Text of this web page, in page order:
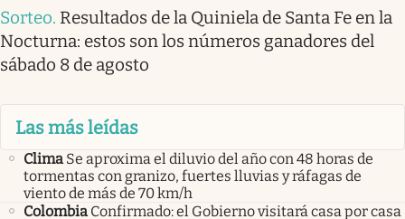
Sorteo. Resultados de la Quiniela de Santa Fe en la
Nocturna: estos son los números ganadores del
sábado 8 de agosto
Las más leídas
Clima Se aproxima el diluvio del año con 48 horas de
tormentas con granizo, fuertes lluvias y ráfagas de
viento de más de 70 km/h
Colombia Confirmado: el Gobierno visitará casa por casa